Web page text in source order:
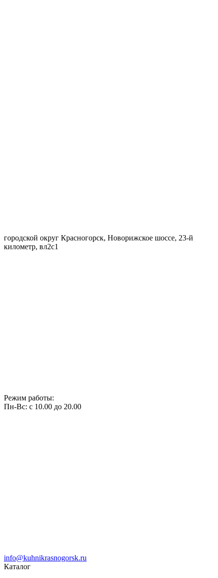
городской округ Красногорск, Новорижское шоссе, 23-й
километр, вл2с1
Режим работы:
Пн-Вс: с 10.00 до 20.00
info@kuhnikrasnogorsk.ru
Каталог